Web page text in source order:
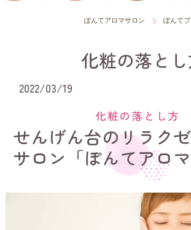
ぽんてアロマサロン ぽんて
化粧の落と
2022/03/19
せんげん台のリラク
サロン「ぽんてアロマ
化粧の落とし方